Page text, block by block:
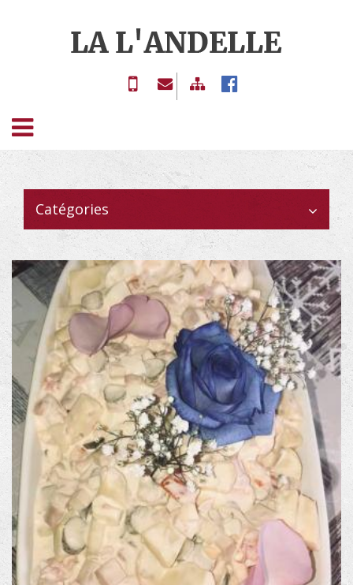
02 77
59
contact@boucherie-
ET
CHARCUTERIE
TRAITEUR
GALERIE
LIVRE
D'OR
CONTACT
Catégories